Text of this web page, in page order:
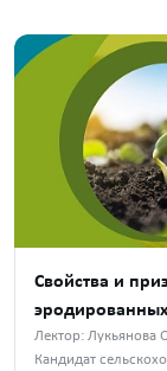
Свойства и
Лектор: Лукьянова